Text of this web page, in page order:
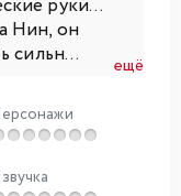
руки...
Нин, он
сильн...
ещё